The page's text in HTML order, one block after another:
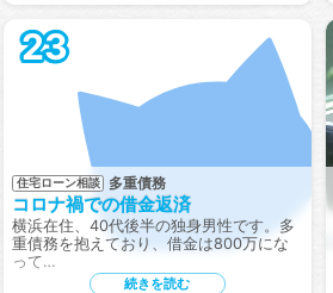
23
住宅ローン相談 多重債務
コロナ禍での借金返済
横浜在住、40代後半の独身男性です。多
重債務を抱えており、借金は800万にな
って…
続きを読む